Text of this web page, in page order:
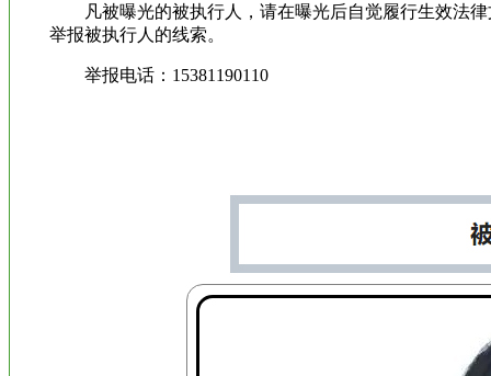
凡被曝光的被执行人，请在曝光后自觉履行生效法
举报被执行人的线索。
举报电话：15381190110